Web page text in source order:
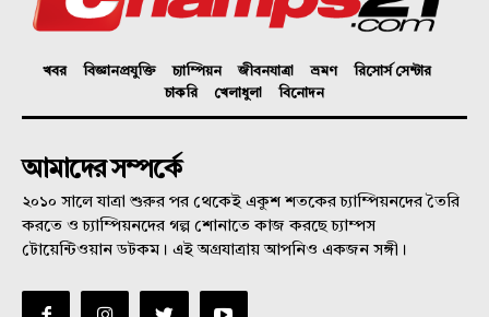
খবর বিজ্ঞানপ্রযুক্তি চ্যাম্পিয়ন জীবনযাত্রা ভ্রমণ
রিসোর্স সেন্টার
চাকরি
খেলাধুলা বিনোদন
আমাদের সম্পর্কে
২০১০ সালে যাত্রা শুরুর পর থেকেই একুশ শতকের চ্যাম্পিয়নদের তৈরি
করতে ও চ্যাম্পিয়নদের গল্প শোনাতে কাজ করছে চ্যাম্পস
টোয়েন্টিওয়ান ডটকম। এই অগ্রযাত্রায় আপনিও একজন সঙ্গী।